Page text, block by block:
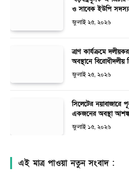
ও সাবেক ইউপি
জুলাই ২৫, ২০২৬
ত্রাণ কার্যক্রমে
অবস্থানে
জুলাই ২৫, ২০২৬
সিলেটের নয়াবাজারে
একজনের অবস্থা
জুলাই ১৫, ২০২৬
এই মাত্র পাওয়া নতুন সংবাদ :